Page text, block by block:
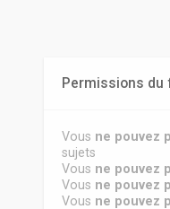
Permissions du
Vous ne pouvez
sujets
Vous ne pouvez
Vous ne pouvez
Vous ne pouvez